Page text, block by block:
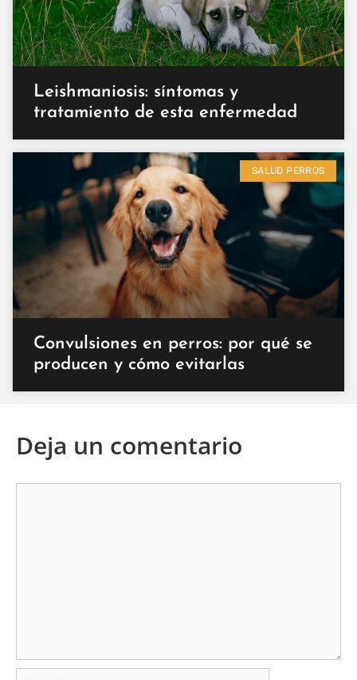
Leishmaniosis: síntomas y
tratamiento de esta enfermedad
SALUD PERROS
Convulsiones en perros: por qué se
producen y cómo evitarlas
Deja un comentario